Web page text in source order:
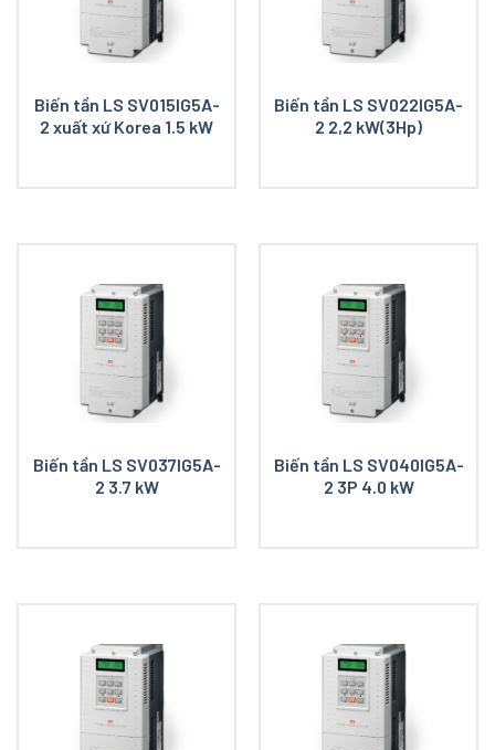
Biến tần LS SV015IG5A-
2 xuất xứ Korea 1.5 kW
Biến tần LS SV022IG5A-
2 2,2 kW(3Hp)
Biến tần LS SV037IG5A-
2 3.7 kW
Biến tần LS SV040IG5A-
2 3P 4.0 kW